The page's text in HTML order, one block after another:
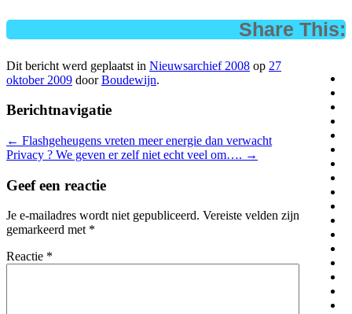
Share This:
Dit bericht werd geplaatst in Nieuwsarchief 2008 op 27
oktober 2009 doorBoudewijn.
Berichtnavigatie
← Flashgeheugens vreten meer energie dan verwacht
Privacy ? We geven er zelf niet echt veel om…. →
Geef een reactie
Je e-mailadres wordt niet gepubliceerd. Vereiste velden zijn
gemarkeerd met *
Reactie *